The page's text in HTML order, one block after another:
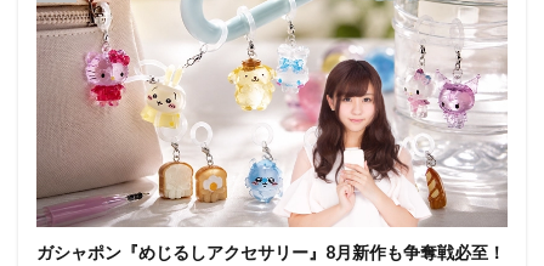
ガシャポン『めじるしアクセサリー』8月新作も争奪戦必至！